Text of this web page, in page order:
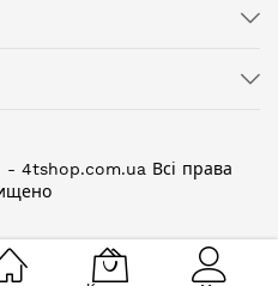
- 4tshop.com.ua Всі права